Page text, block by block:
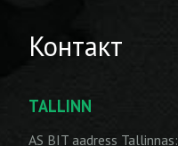
Контакт
TALLINN
AS BIT aadress Tallinnas: